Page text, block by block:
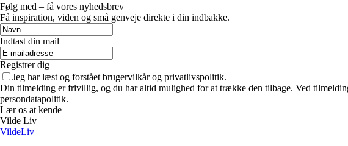
Følg med – få vores nyhedsbrev
Få inspiration, viden og små genveje direkte i din indbakke.
Indtast din mail
Registrer dig
Jeg har læst og forstået brugervilkår og privatlivspolitik.
Din tilmelding er frivillig, og du har altid mulighed for at trække den tilbage. Ved
persondatapolitik.
Lær os at kende
Vilde Liv
VildeLiv